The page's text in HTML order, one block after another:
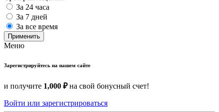
За 24 часа
За 7 дней
За все время
Применить
Меню
Зарегистрируйтесь на нашем сайте
и получите 1,000 ₽на свой бонусный счет!
Войти или зарегистрироваться